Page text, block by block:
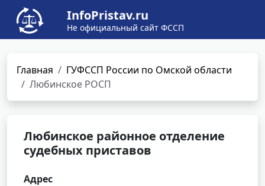
InfoPristav.ru
Не официальный сайт ФССП
Главная
ГУФССП России по Омской области
Любинское РОСП
Любинское районное отделение
судебных приставов
Адрес